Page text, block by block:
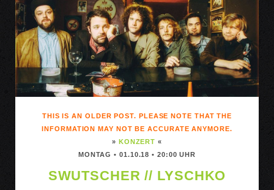
THIS IS AN OLDER POST. PLEASE NOTE THAT THE
INFORMATION MAY NOT BE ACCURATE ANYMORE.
» KONZERT «
MONTAG • 01.10.18 • 20:00 UHR
SWUTSCHER // LYSCHKO